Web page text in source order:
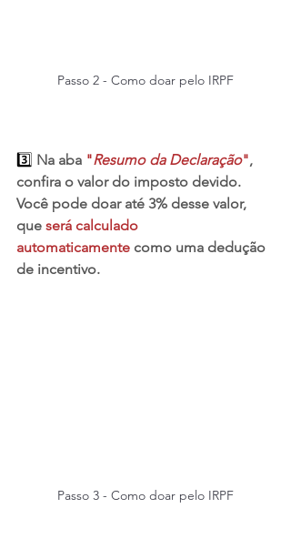
Passo 2 - Como doar pelo IRPF
3️⃣ Na aba "Resumo da Declaração",
confira o valor do imposto devido.
Você pode doar até 3% desse valor,
que será calculado
automaticamente como uma dedução
de incentivo.
Passo 3 - Como doar pelo IRPF